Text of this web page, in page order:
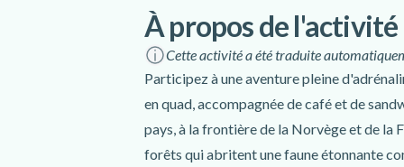
retour depuis votre lieu d'hébergement.
confirmation de votre réservation pour
de prise en charge.
Lieu de rendez-vous :
Itinéraire
Langues parlées :anglais,suédois
À propos de l'activité
Cette activité a été traduite
Participez à une aventure pleine
en quad, accompagnée de café et de
pays, à la frontière de la Norvège et de la
forêts qui abritent une faune étonnante